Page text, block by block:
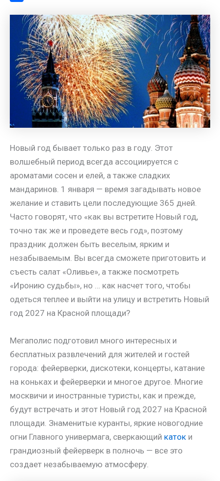
ь
Новый год бывает только раз в году. Этот
волшебный период всегда ассоциируется с
ароматами сосен и елей, а также сладких
мандаринов. 1 января — время загадывать новое
желание и ставить цели последующие 365 дней.
Часто говорят, что «как вы встретите Новый год,
точно так же и проведете весь год», поэтому
праздник должен быть веселым, ярким и
незабываемым. Вы всегда сможете приготовить и
съесть салат «Оливье», а также посмотреть
«Иронию судьбы», но … как насчет того, чтобы
одеться теплее и выйти на улицу и встретить Новый
год 2027 на Красной площади?
Мегаполис подготовил много интересных и
бесплатных развлечений для жителей и гостей
города: фейерверки, дискотеки, концерты, катание
на коньках и фейерверки и многое другое. Многие
москвичи и иностранные туристы, как и прежде,
будут встречать и этот Новый год 2027 на Красной
площади. Знаменитые куранты, яркие новогодние
огни Главного универмага, сверкающий каток и
грандиозный фейерверк в полночь — все это
создает незабываемую атмосферу.